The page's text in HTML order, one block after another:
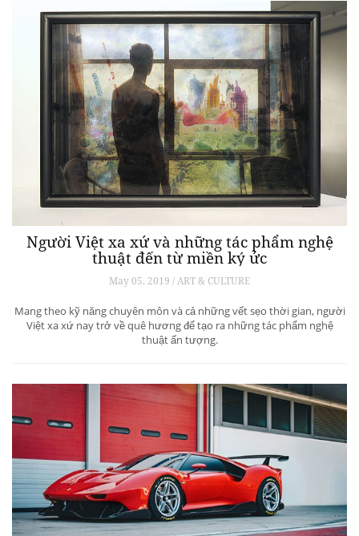
Người Việt xa xứ và những tác phẩm nghệ
thuật đến từ miền ký ức
May 05, 2019 / ART & CULTURE
Mang theo kỹ năng chuyên môn và cả những vết sẹo thời gian, người
Việt xa xứ nay trở về quê hương để tạo ra những tác phẩm nghệ
thuật ấn tượng.